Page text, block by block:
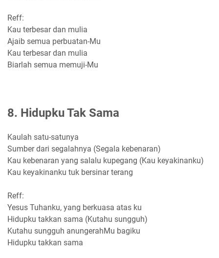
Reff:
Kau terbesar dan mulia
Ajaib semua perbuatan-Mu
Kau terbesar dan mulia
Biarlah semua memuji-Mu
8. Hidupku Tak Sama
Kaulah satu-satunya
Sumber dari segalahnya (Segala kebenaran)
Kau kebenaran yang salalu kupegang (Kau keyakinanku)
Kau keyakinanku tuk bersinar terang
Reff:
Yesus Tuhanku, yang berkuasa atas ku
Hidupku takkan sama (Kutahu sungguh)
Kutahu sungguh anungerahMu bagiku
Hidupku takkan sama